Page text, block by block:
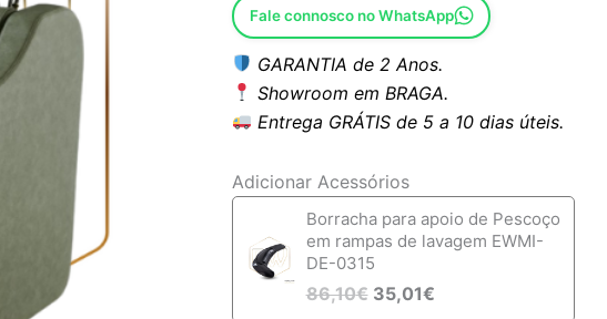
Fale connosco no WhatsApp
GARANTIA de 2 Anos.
Showroom em BRAGA.
Entrega GRÁTIS de 5 a 10 dias úteis.
Adicionar Acessórios
Borracha para apoio de Pescoço
em rampas de lavagem EWMI-
DE-0315
86,10€ 35,01€